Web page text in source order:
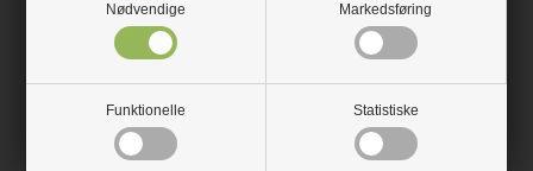
Nødvendige Markedsføring
Funktionelle Statistiske
Mohawk Batterismelter til
Hård Voks inkl. Batterier
Mohawk Hård Voks Basic Sæt
– 10 stk. Voks inkl. Værktøj